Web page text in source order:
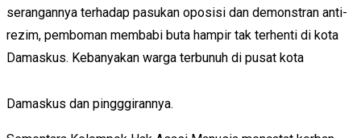
serangannya terhadap pasukan oposisi dan demonstran anti-
rezim, pemboman membabi buta hampir tak terhenti di kota
Damaskus. Kebanyakan warga terbunuh di pusat kota
Damaskus dan pingggirannya.